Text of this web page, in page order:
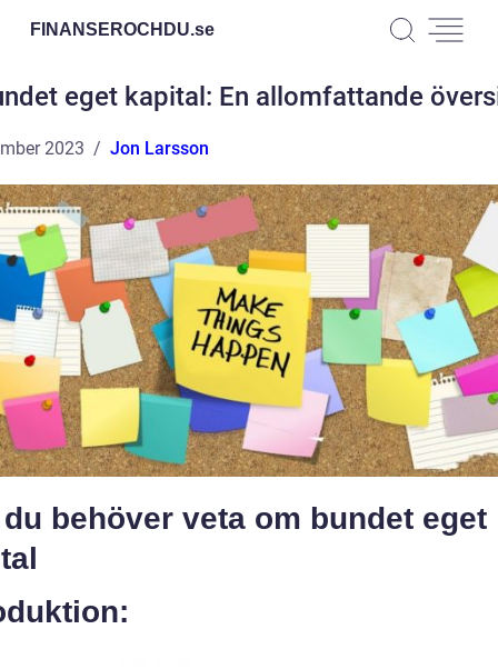
FINANSEROCHDU.se
eget kapital: En allomfattande
2023 Jon Larsson
behöver veta om bundet eget